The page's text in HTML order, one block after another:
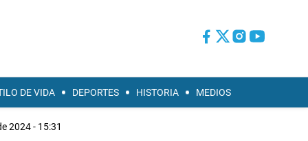
DE VIDA DEPORTES HISTORIA MEDIOS
2024 - 15:31